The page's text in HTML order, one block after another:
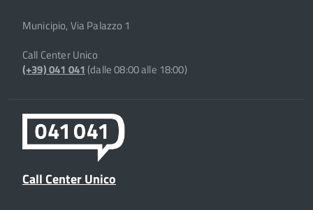
Municipio, Via Palazzo 1
Call Center Unico
(+39) 041 041(dalle 08:00 alle 18:00)
Call Center Unico